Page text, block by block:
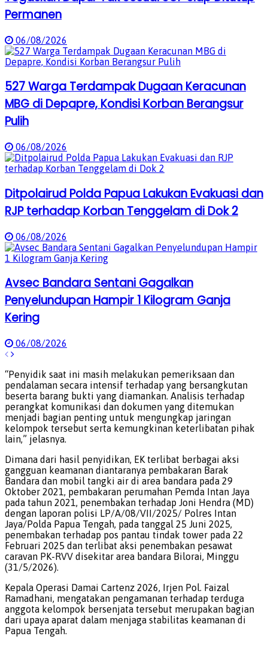
Permanen
06/08/2026
527 Warga Terdampak Dugaan Keracunan
MBG di Depapre, Kondisi Korban Berangsur
Pulih
06/08/2026
Ditpolairud Polda Papua Lakukan Evakuasi dan
RJP terhadap Korban Tenggelam di Dok 2
06/08/2026
Avsec Bandara Sentani Gagalkan
Penyelundupan Hampir 1 Kilogram Ganja
Kering
06/08/2026
“Penyidik saat ini masih melakukan pemeriksaan dan
pendalaman secara intensif terhadap yang bersangkutan
beserta barang bukti yang diamankan. Analisis terhadap
perangkat komunikasi dan dokumen yang ditemukan
menjadi bagian penting untuk mengungkap jaringan
kelompok tersebut serta kemungkinan keterlibatan pihak
lain,” jelasnya.
Dimana dari hasil penyidikan, EK terlibat berbagai aksi
gangguan keamanan diantaranya pembakaran Barak
Bandara dan mobil tangki air di area bandara pada 29
Oktober 2021, pembakaran perumahan Pemda Intan Jaya
pada tahun 2021, penembakan terhadap Joni Hendra (MD)
dengan laporan polisi LP/A/08/VII/2025/ Polres Intan
Jaya/Polda Papua Tengah, pada tanggal 25 Juni 2025,
penembakan terhadap pos pantau tindak tower pada 22
Februari 2025 dan terlibat aksi penembakan pesawat
caravan PK-RVV disekitar area bandara Bilorai, Minggu
(31/5/2026).
Kepala Operasi Damai Cartenz 2026, Irjen Pol. Faizal
Ramadhani, mengatakan pengamanan terhadap terduga
anggota kelompok bersenjata tersebut merupakan bagian
dari upaya aparat dalam menjaga stabilitas keamanan di
Papua Tengah.